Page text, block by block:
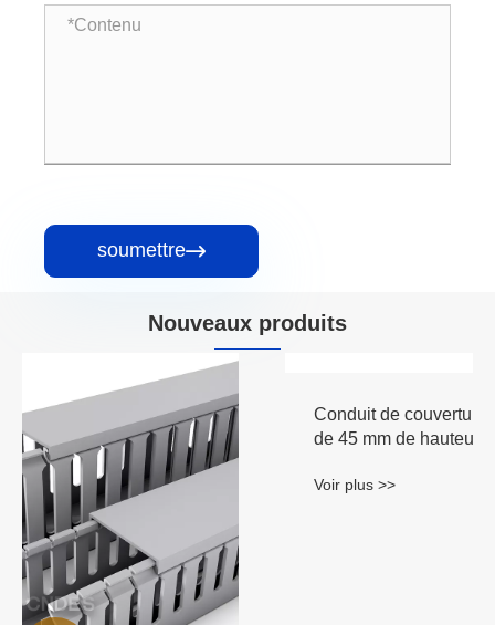
soumettre
Nouveaux produits
Conduit de couverture de fil en PVC fendu
de 45 mm de hauteur
Voir plus >>